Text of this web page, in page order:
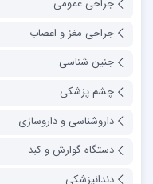
جراحی عمومی
جراحی مغز و اعصاب
جنین شناسی
چشم پزشکی
داروشناسی و داروسازی
دستگاه گوارش و کبد
دندانپزشکی